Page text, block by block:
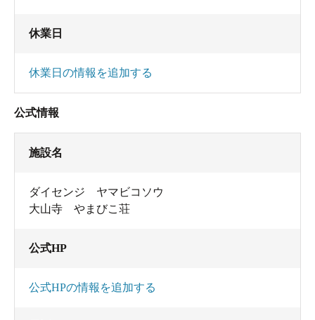
休業日
休業日の情報を追加する
公式情報
施設名
ダイセンジ ヤマビコソウ
大山寺 やまびこ荘
公式HP
公式HPの情報を追加する